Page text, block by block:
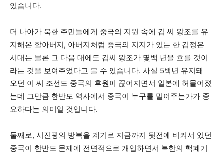
있습니다.
더 나아가 북한 주민들에게 중국의 지원 속에 김 씨 왕조를 유
지해온 할아버지, 아버지처럼 중국의 지지가 있는 한 김정은
시대는 물론 그 다음 대에도 김씨 왕조가 몇백 년을 흐를 것이
라는 것을 보여주었다고 볼 수 있습니다. 사실 5백년 유지돼
오던 이 씨 조선도 중국의 후원이 끊어지면서 일본에 허물어졌
는데 그만큼 한반도 역사에서 중국이 누구를 밀어주는가가 중
요하다는 의미일 것입니다.
둘째로, 시진핑의 방북을 계기로 지금까지 뒷전에 비켜서 있던
중국이 한반도 문제에 전면적으로 개입하면서 북한의 핵폐기